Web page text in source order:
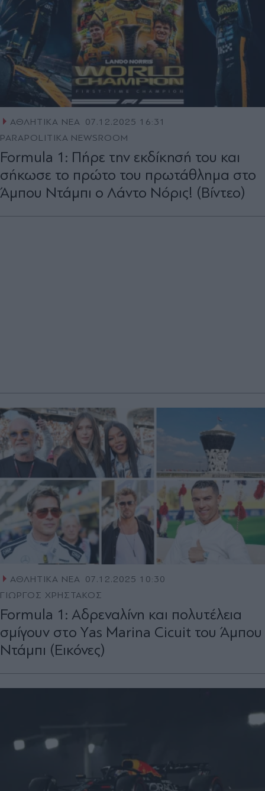
ΑΘΛΗΤΙΚΑ ΝΕΑ 07.12.2025 16:31
PARAPOLITIKA NEWSROOM
Formula 1: Πήρε την εκδίκησή του και
σήκωσε το πρώτο του πρωτάθλημα στο
Άμπου Ντάμπι ο Λάντο Νόρις! (Βίντεο)
ΑΘΛΗΤΙΚΑ ΝΕΑ 07.12.2025 10:30
ΓΙΩΡΓΟΣ ΧΡΗΣΤΑΚΟΣ
Formula 1: Αδρεναλίνη και πολυτέλεια
σμίγουν στo Υas Marina Cicuit του Άμπου
Ντάμπι (Eικόνες)